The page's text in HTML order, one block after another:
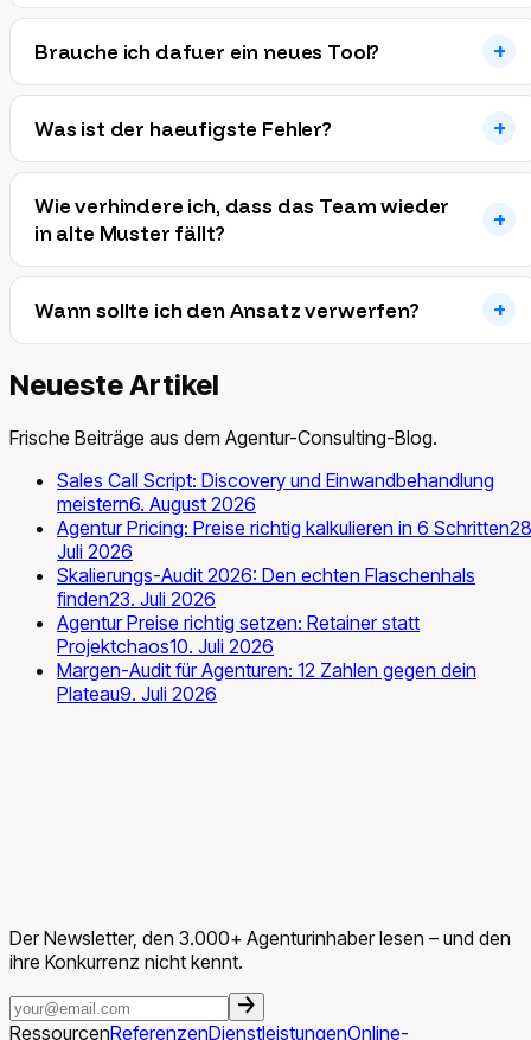
Brauche ich dafuer ein neues Tool?
Was ist der haeufigste Fehler?
Wie verhindere ich, dass das Team wieder
in alte Muster fällt?
Wann sollte ich den Ansatz verwerfen?
Neueste Artikel
Frische Beiträge aus dem Agentur-Consulting-Blog.
Sales Call Script: Discovery und Einwandbehandlung
meistern6. August 2026
Agentur Pricing: Preise richtig kalkulieren in 6 Schritten
Juli 2026
Skalierungs-Audit 2026: Den echten Flaschenhals
finden23. Juli 2026
Agentur Preise richtig setzen: Retainer statt
Projektchaos10. Juli 2026
Margen-Audit für Agenturen: 12 Zahlen gegen dein
Plateau9. Juli 2026
Der Newsletter, den 3.000+ Agenturinhaber lesen – und den
ihre Konkurrenz nicht kennt.
RessourcenReferenzenDienstleistungenOnline-